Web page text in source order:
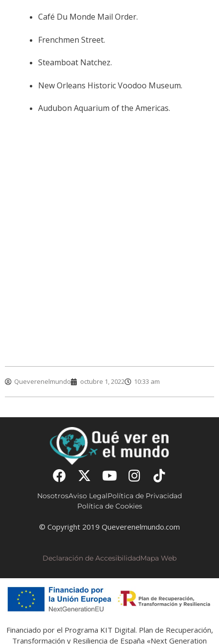
Café Du Monde Mail Order.
Frenchmen Street.
Steamboat Natchez.
New Orleans Historic Voodoo Museum.
Audubon Aquarium of the Americas.
Queverenelmundo octubre 1, 2022 10:33 am
NosotrosAviso LegalPolítica de Privacidad
Política de Cookies
© Copyright 2019 Queverenelmundo.com
Declaración de AccesibilidadMapa Web
Financiado por el Programa KIT Digital. Plan de Recuperación,
Transformación y Resiliencia de España «Next Generation